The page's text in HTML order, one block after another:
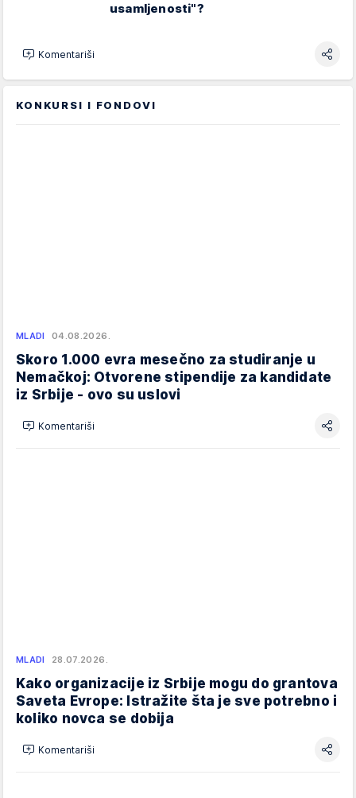
usamljenosti"?
Komentariši
KONKURSI I FONDOVI
MLADI 04.08.2026.
Skoro 1.000 evra mesečno za studiranje u
Nemačkoj: Otvorene stipendije za kandidate
iz Srbije - ovo su uslovi
Komentariši
MLADI 28.07.2026.
Kako organizacije iz Srbije mogu do grantova
Saveta Evrope: Istražite šta je sve potrebno i
koliko novca se dobija
Komentariši